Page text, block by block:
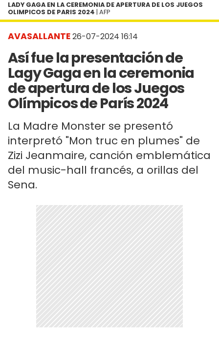
AVASALLANTE26-07-2024 16:14
Así fue la presentación de
Lagy Gaga en la ceremonia
de apertura de los Juegos
Olímpicos de París 2024
La Madre Monster se presentó
interpretó "Mon truc en plumes" de
Zizi Jeanmaire, canción emblemática
del music-hall francés, a orillas del
Sena.
LADY GAGA EN LA CEREMONIA DE APERTURA DE LOS JUEGOS
OLIMPICOS DE PARIS 2024 | AFP